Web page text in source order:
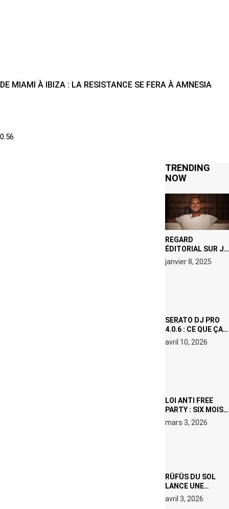
DE MIAMI À IBIZA : LA RESISTANCE SE FERA À AMNESIA
TRENDING
NOW
REGARD
ÉDITORIAL SUR JE
M’APPELLE TIM
(NETFLIX) : AVICII,
janvier 8, 2025
SERATO DJ PRO
4.0.6 : CE QUE ÇA
CHANGE, MÊME SI
VOUS N’ÊTES NI
avril 10, 2026
LOI ANTI FREE
PARTY : SIX MOIS
DE PRISON ET 5
000 € D’AMENDE
mars 3, 2026
RÜFÜS DU SOL
LANCE UNE
RÉSIDENCE DJ
SET DE QUATRE
avril 3, 2026